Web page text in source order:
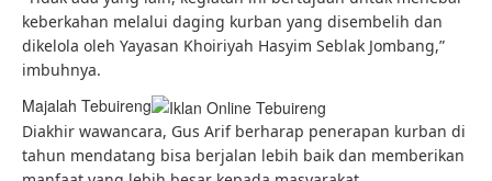
keberkahan melalui daging kurban yang disembelih dan
dikelola oleh Yayasan Khoiriyah Hasyim Seblak Jombang,”
imbuhnya.
Majalah Tebuireng
Diakhir wawancara, Gus Arif berharap penerapan kurban di
tahun mendatang bisa berjalan lebih baik dan memberikan